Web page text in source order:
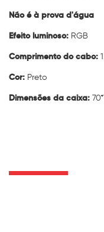
Não é à prova d'água
Efeito luminoso: RGB
Comprimento do cabo:
Cor: Preto
Dimensões da caixa: